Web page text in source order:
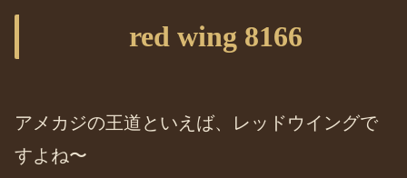
red wing 8166
アメカジの王道といえば、レッドウイングで
すよね〜